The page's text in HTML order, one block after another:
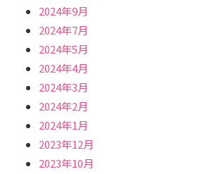
2024年9月
2024年7月
2024年5月
2024年4月
2024年3月
2024年2月
2024年1月
2023年12月
2023年10月